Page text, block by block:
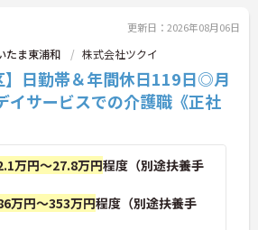
更新日：2026年08月06日
たま東浦和 株式会社ツクイ
】日勤帯＆年間休日119日◎月
サービスでの介護職《正社
万円～27.8万円程度（別途扶養手
万円～353万円程度（別途扶養手